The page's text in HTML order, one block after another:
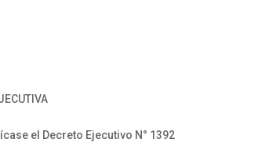
el Decreto Ejecutivo N° 1392